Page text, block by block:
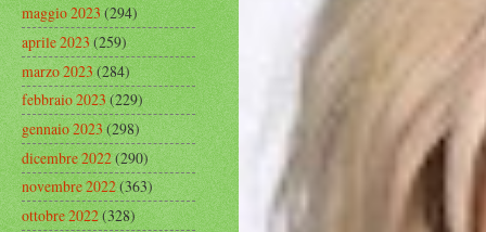
maggio 2023(294)
aprile 2023(259)
marzo 2023(284)
febbraio 2023(229)
gennaio 2023(298)
dicembre 2022(290)
novembre 2022(363)
ottobre 2022(328)